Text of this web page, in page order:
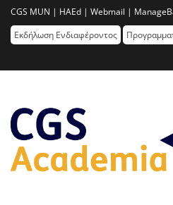
CGS MUN | HAEd | Webmail |
Εκδήλωση Ενδιαφέροντος